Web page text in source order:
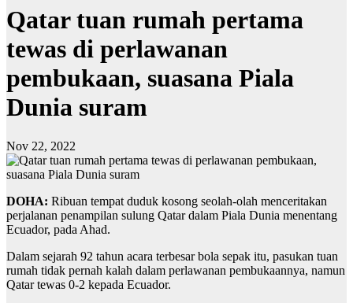
Qatar tuan rumah pertama
tewas di perlawanan
pembukaan, suasana Piala
Dunia suram
Nov 22, 2022
DOHA: Ribuan tempat duduk kosong seolah-olah menceritakan
perjalanan penampilan sulung Qatar dalam Piala Dunia menentang
Ecuador, pada Ahad.
Dalam sejarah 92 tahun acara terbesar bola sepak itu, pasukan tuan
rumah tidak pernah kalah dalam perlawanan pembukaannya, namun
Qatar tewas 0-2 kepada Ecuador.